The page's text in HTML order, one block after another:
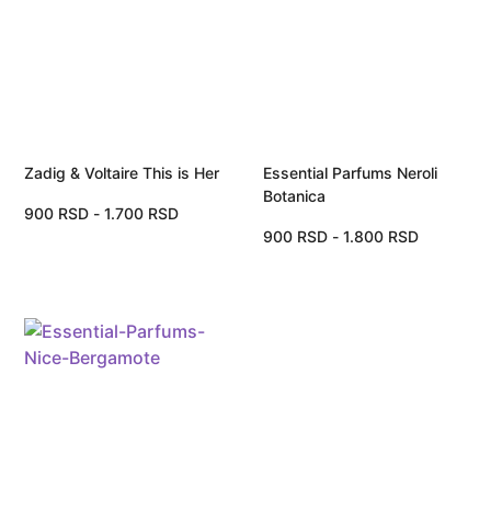
Zadig & Voltaire This is Her
900 RSD -1.700 RSD
Essential Parfums Neroli
Botanica
900 RSD- 1.800 RSD